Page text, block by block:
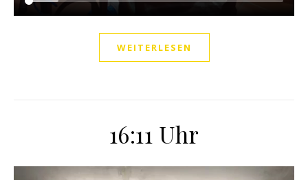
WEITERLESEN
16:11 Uhr